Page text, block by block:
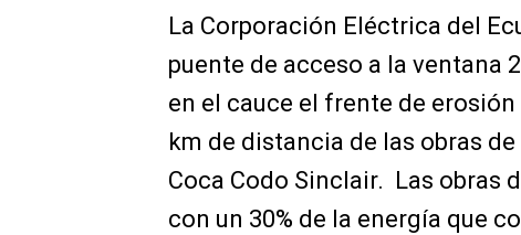
La Corporación Eléctrica del
puente de acceso a la ventana
en el cauce el frente de
km de distancia de las obras
Coca Codo Sinclair. Las obras
con un 30% de la energía que